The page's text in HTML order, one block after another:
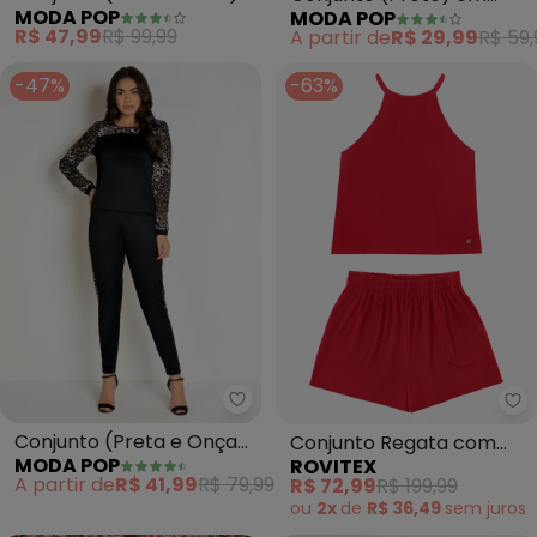
com Cropped e Calça
MODA POP
R$ 47,99R$ 99,99
Malha
MODA POP
A partir deR$ 29,99R$
-47%
Moda Pop - Conjunto (Preta e
Conjunto (Preta e Onça)
com Blusa e Calça
MODA POP
A partir deR$ 41,99R$ 79,99
-63%
Conjunto Regata com
Shorts Feminino
(Vermelho)
ROVITEX
R$ 72,99R$ 199,99
ou 2x de R$ 36,49 sem juros